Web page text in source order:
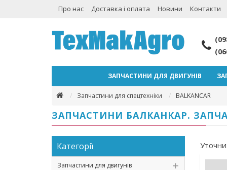
Про нас Доставка і оплата Новини Контакти
ЗАПЧАСТИНИ ДЛЯ ДВИГУНІВ
Запчастини для спецтехніки BALKANCAR
ЗАПЧАСТИНИ БАЛКАНКАР.
Категорії
Запчастини для двигунів